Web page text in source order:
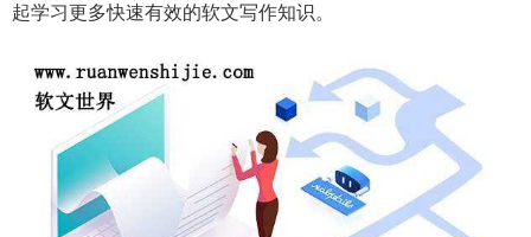
起学习更多快速有效的软文写作知识。